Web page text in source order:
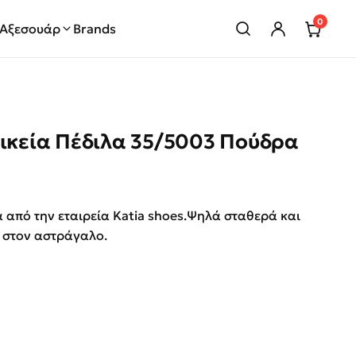
Αξεσουάρ Brands 0
Πέδιλα 35/5003 Πούδρα
was: €69.00.
από την εταιρεία Katia shoes.Ψηλά σταθερά και
στον αστράγαλο.